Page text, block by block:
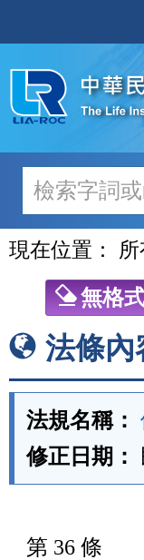
至
主
內
容
現在位置：
無格
法條內
法規名稱：
修正日期：
第 36 條